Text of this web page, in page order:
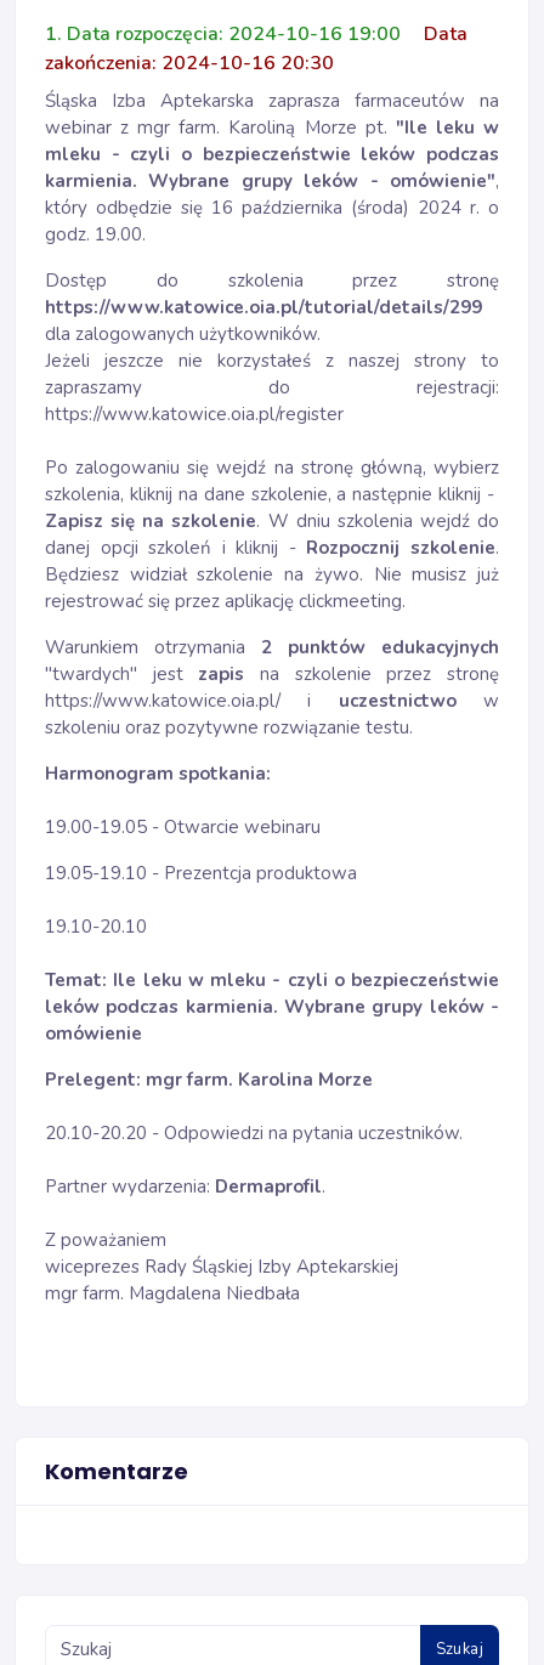
1. Data rozpoczęcia: 2024-10-16 19:00
Data
zakończenia: 2024-10-16 20:30
Śląska Izba Aptekarska zaprasza farmaceutów na
webinar z mgr farm. Karoliną Morze pt. "Ile leku w
mleku - czyli o bezpieczeństwie leków podczas
karmienia. Wybrane grupy leków - omówienie",
który odbędzie się 16 października (środa) 2024 r. o
godz. 19.00.
Dostęp do szkolenia przez stronę
https://www.katowice.oia.pl/tutorial/details/299
dla zalogowanych użytkowników.
Jeżeli jeszcze nie korzystałeś z naszej strony to
zapraszamy do rejestracji:
https://www.katowice.oia.pl/register
Po zalogowaniu się wejdź na stronę główną, wybierz
szkolenia, kliknij na dane szkolenie, a następnie kliknij -
Zapisz się na szkolenie. W dniu szkolenia wejdź do
danej opcji szkoleń i kliknij -Rozpocznij szkolenie.
Będziesz widział szkolenie na żywo. Nie musisz już
rejestrować się przez aplikację clickmeeting.
Warunkiem otrzymania 2 punktów edukacyjnych
"twardych" jest zapisna szkolenie przez stronę
https://www.katowice.oia.pl/ i uczestnictwow
szkoleniu oraz pozytywne rozwiązanie testu.
Harmonogram spotkania:
19.00-19.05 - Otwarcie webinaru
19.05-19.10 - Prezentcja produktowa
19.10-20.10
Temat: Ile leku w mleku - czyli o bezpieczeństwie
leków podczas karmienia. Wybrane grupy leków -
omówienie
Prelegent: mgr farm. Karolina Morze
20.10-20.20 - Odpowiedzi na pytania uczestników.
Partner wydarzenia: Dermaprofil.
Z poważaniem
wiceprezes Rady Śląskiej Izby Aptekarskiej
mgr farm. Magdalena Niedbała
Komentarze
Szukaj